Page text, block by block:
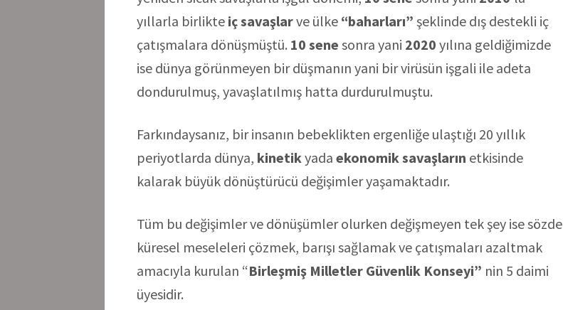
yıllarla birlikte iç savaşlarve ülke “baharları” şeklinde dış destekli iç
çatışmalara dönüşmüştü. 10 sene sonra yani 2020 yılına geldiğimizde
ise dünya görünmeyen bir düşmanın yani bir virüsün işgali ile adeta
dondurulmuş, yavaşlatılmış hatta durdurulmuştu.
Farkındaysanız, bir insanın bebeklikten ergenliğe ulaştığı 20 yıllık
periyotlarda dünya, kinetikyada ekonomik savaşların etkisinde
kalarak büyük dönüştürücü değişimler yaşamaktadır.
Tüm bu değişimler ve dönüşümler olurken değişmeyen tek şey ise sözde
küresel meseleleri çözmek, barışı sağlamak ve çatışmaları azaltmak
amacıyla kurulan “Birleşmiş Milletler Güvenlik Konseyi” nin 5 daimi
üyesidir.